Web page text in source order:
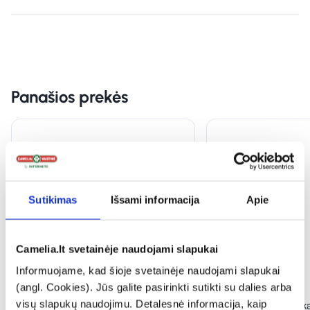
Sutikimas Išsami informacija Apie
Camelia.lt svetainėje naudojami slapukai
Informuojame, kad šioje svetainėje naudojami slapukai
(angl. Cookies). Jūs galite pasirinkti sutikti su dalies arba
visų slapukų naudojimu. Detalesnė informacija, kaip
Panašios prekės
-50%
DELIA žaliojo molio kaukė su
-40%
PFC molio veido